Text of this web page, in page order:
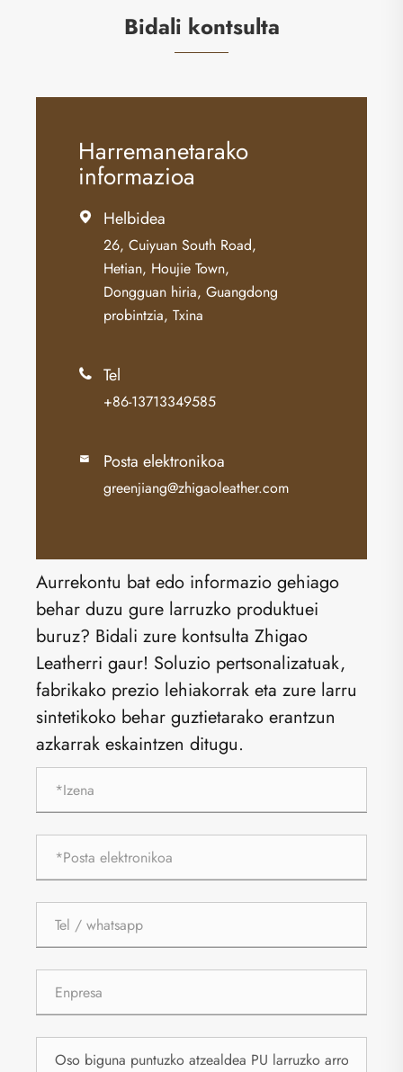
Bidali kontsulta
Harremanetarako
informazioa
 Helbidea
26, Cuiyuan South Road,
Hetian, Houjie Town,
Dongguan hiria, Guangdong
probintzia, Txina
 Tel
+86-13713349585
 Posta elektronikoa
greenjiang@zhigaoleather.com
Aurrekontu bat edo informazio gehiago
behar duzu gure larruzko produktuei
buruz? Bidali zure kontsulta Zhigao
Leatherri gaur! Soluzio pertsonalizatuak,
fabrikako prezio lehiakorrak eta zure larru
sintetikoko behar guztietarako erantzun
azkarrak eskaintzen ditugu.